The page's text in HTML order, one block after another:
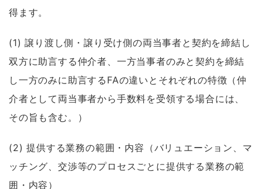
得ます。
(1) 譲り渡し側・譲り受け側の両当事者と契約を締結し
双方に助言する仲介者、一方当事者のみと契約を締結
し一方のみに助言するFAの違いとそれぞれの特徴（仲
介者として両当事者から手数料を受領する場合には、
その旨も含む。）
(2) 提供する業務の範囲・内容（バリュエーション、マ
ッチング、交渉等のプロセスごとに提供する業務の範
囲・内容）